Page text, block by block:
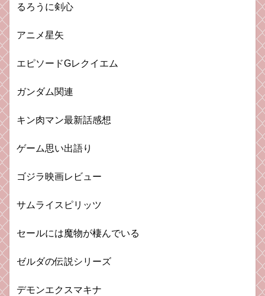
るろうに剣心
アニメ星矢
エピソードGレクイエム
ガンダム関連
キン肉マン最新話感想
ゲーム思い出語り
ゴジラ映画レビュー
サムライスピリッツ
セールには魔物が棲んでいる
ゼルダの伝説シリーズ
デモンエクスマキナ